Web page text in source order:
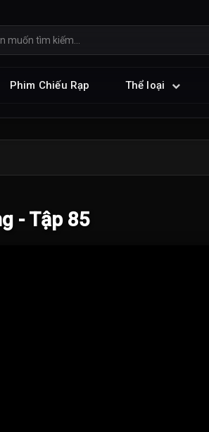
Phim Chiếu Rạp Thể loại
- Tập 85